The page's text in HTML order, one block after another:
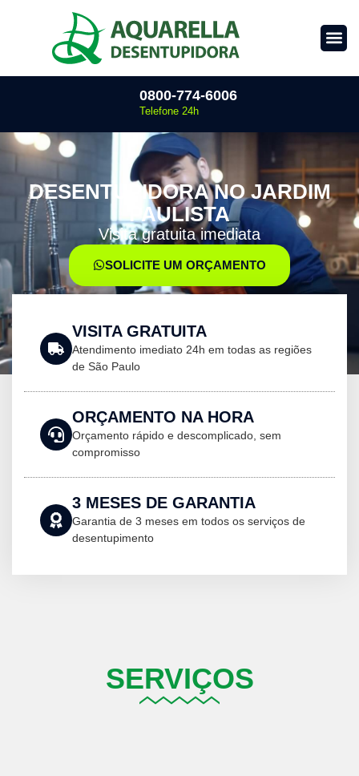
0800-774-6006
Telefone 24h
DESENTUPIDORA NO JARDIM
PAULISTA
Visita gratuita imediata
SOLICITE UM ORÇAMENTO
VISITA GRATUITA
Atendimento imediato 24h em todas as regiões
de São Paulo
ORÇAMENTO NA HORA
Orçamento rápido e descomplicado, sem
compromisso
3 MESES DE GARANTIA
Garantia de 3 meses em todos os serviços de
desentupimento
SERVIÇOS